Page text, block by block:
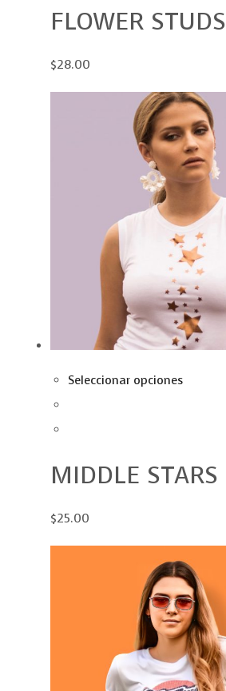
FLOWER STUDS
$28.00
Seleccionar opciones
MIDDLE STARS
$25.00